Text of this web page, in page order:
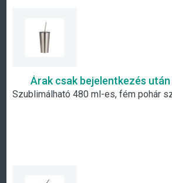
Árak csak bejelentkezés után